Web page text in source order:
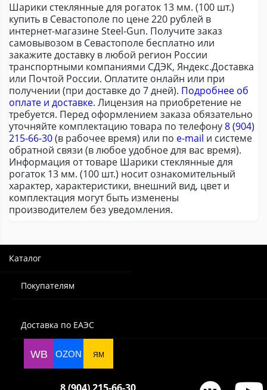
Шарики стеклянные для рогаток 13 мм. (100 шт.)
купить в Севастополе по цене 220 рублей в
интернет-магазине Steel-Gun. Получите заказ
самовывозом в Севастополе бесплатно или
закажите доставку в любой регион России
транспортными компаниями СДЭК, Яндекс.Доставка
или Почтой России. Оплатите онлайн или при
получении (при доставке до 7 дней). Подробнее об
оплате и доставке. Лицензия на приобретение не
требуется. Перед оформлением заказа обязательно
уточняйте комплектацию товара по телефону8 (904)
215-66-30(в рабочее время) или по e-mail и системе
обратной связи (в любое удобное для вас время).
Информация от товаре Шарики стеклянные для
рогаток 13 мм. (100 шт.) носит ознакомительный
характер, характеристики, внешний вид, цвет и
комплектация могут быть изменены
производителем без уведомления.
Каталог
Покупателям
Доставка по ЕАЭС
WB OZON ЯМ